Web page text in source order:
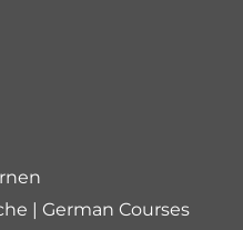
| German Courses